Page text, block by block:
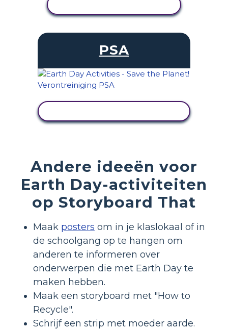
PSA
Andere ideeën voor
Earth Day-activiteiten
op Storyboard That
Maak posters om in je klaslokaal of in
de schoolgang op te hangen om
anderen te informeren over
onderwerpen die met Earth Day te
maken hebben.
Maak een storyboard met "How to
Recycle".
Schrijf een strip met moeder aarde.